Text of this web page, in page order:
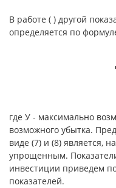
В работе ( ) другой
определяется по
где У - максимально
возможного убытка.
виде (7) и (8) является,
упрощенным.
инвестиции приведем
показателей.